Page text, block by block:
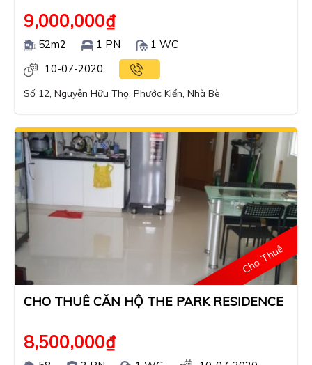
9,000,000₫
52m2 1 PN
1 WC
10-07-2020
Số 12, Nguyễn Hữu Thọ, Phước Kiển, Nhà Bè
Cho Thuê
CHO THUÊ CĂN HỘ THE PARK RESIDENCE
8,500,000₫